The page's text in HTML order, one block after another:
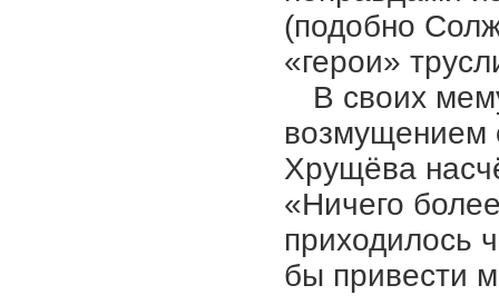
(подобно
«герои»
В своих
возмущением
Хрущёва
«Ничего
приходилось
бы привести